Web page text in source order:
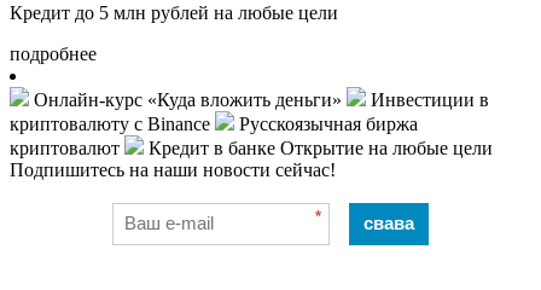
Кредит до 5 млн рублей на любые цели
подробнее
Онлайн-курс «Куда вложить деньги»
Инвестиции в
криптовалюту с Binance
Русскоязычная биржа
криптовалют
Кредит в банке Открытие на любые цели
Подпишитесь на наши новости сейчас!
* свава